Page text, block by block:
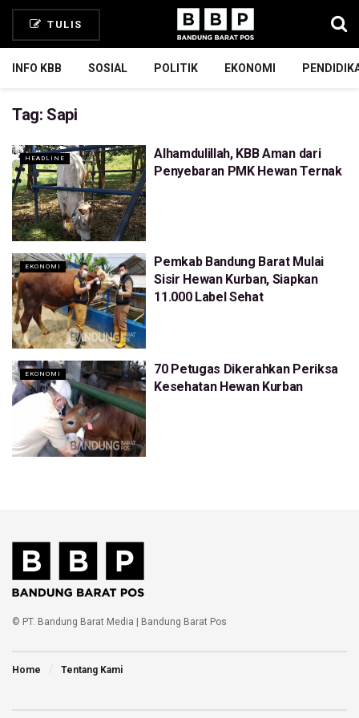
TULIS
INFO KBB SOSIAL POLITIK EKONOMI
Tag: Sapi
HEADLINE
Alhamdulillah, KBB Aman dari
Penyebaran PMK Hewan Ternak
EKONOMI
Pemkab Bandung Barat Mulai
Sisir Hewan Kurban, Siapkan
11.000 Label Sehat
EKONOMI
70 Petugas Dikerahkan Periksa
Kesehatan Hewan Kurban
© PT. Bandung Barat Media | Bandung Barat Pos
Home Tentang Kami